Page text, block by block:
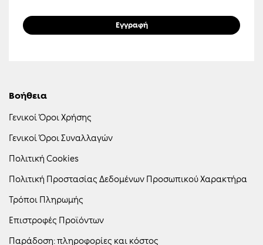
Βοήθεια
Γενικοί Όροι Χρήσης
Γενικοί Όροι Συναλλαγών
Πολιτική Cookies
Πολιτική Προστασίας Δεδομένων Προσωπικού Χαρακτήρα
Τρόποι Πληρωμής
Επιστροφές Προϊόντων
Παράδοση: πληροφορίες και κόστος
μέσων ηλεκτρονικής επικοινωνίας. Η επικοινωνία αυτή μπορεί να
αφορά προϊόντα, υπηρεσίες, εκδηλώσεις, προσφορές,
προωθητικές ενέργειες, καθώς και προσωποποιημένο
Εγγραφή